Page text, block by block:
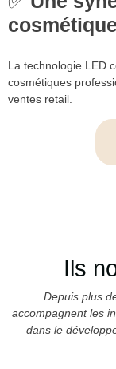
La technologie LED
cosmétiques
ventes retail.
Ils
Depuis plus
accompagnent les
dans le